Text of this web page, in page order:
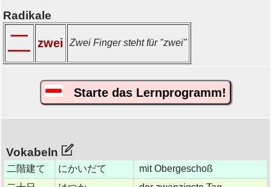
Radikale
二 zwei Zwei Finger steht für "zwei"
Starte das Lernprogramm!
Vokabeln
二階建て にかいだて
mit Obergeschoß